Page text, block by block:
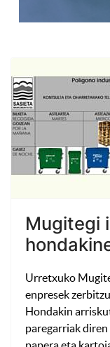
Mugitegi
Urretxuko
enpresek
Hondakin
paregarriak diren